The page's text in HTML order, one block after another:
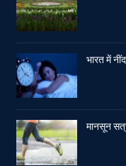
भारत में
मानसून